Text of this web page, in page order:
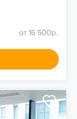
от 16 500р.